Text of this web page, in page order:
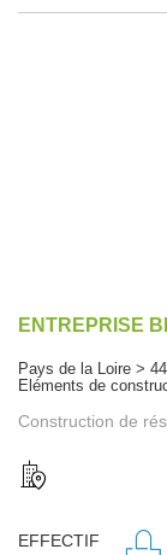
ENTREPRISE
Pays de la Loire >
Eléments de
Construction de
EFFECTIF